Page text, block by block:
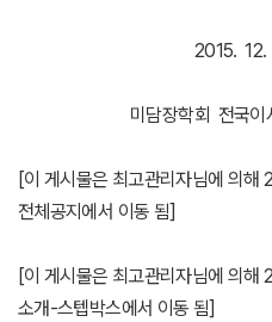
2015. 12.
미담장학회 전국이사회
[이 게시물은 최고관리자님에 의
전체공지에서 이동 됨]
[이 게시물은 최고관리자님에 의
소개-스텝박스에서 이동 됨]